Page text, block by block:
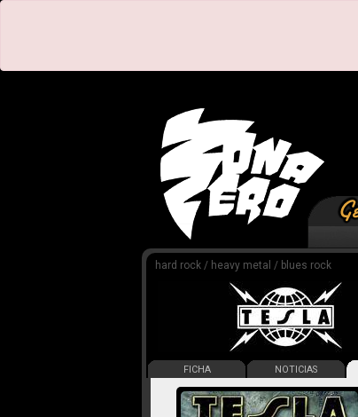
hard rock / heavy metal / blues rock
FICHA NOTICIAS